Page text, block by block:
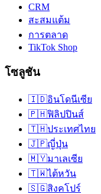
CRM
สะสมแต้ม
การตลาด
TikTok Shop
โซลูชัน
🇮🇩อินโดนีเซีย
🇵🇭ฟิลิปปินส์
🇹🇭ประเทศไทย
🇯🇵ญี่ปุ่น
🇲🇾มาเลเซีย
🇹🇼ไต้หวัน
🇸🇬สิงคโปร์